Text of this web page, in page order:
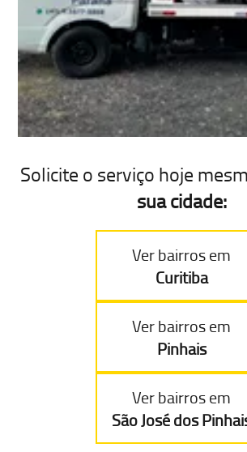
Solicite o serviço hoje
sua cidade:
Ver bairros em
Curitiba
Ver bairros em
Pinhais
Ver bairros em
São José dos